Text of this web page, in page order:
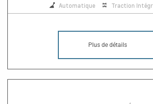
Automatique Traction
Plus de détails